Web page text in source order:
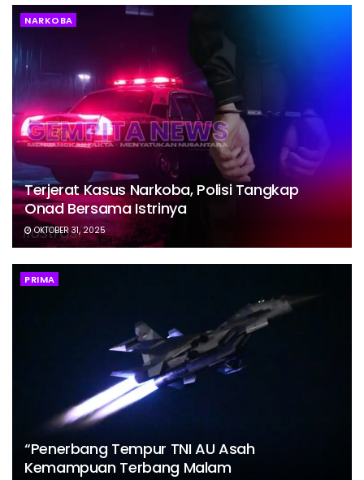
NARKOBA
Terjerat Kasus Narkoba, Polisi Tangkap
Onad Bersama Istrinya
OKTOBER 31, 2025
PRIMA
“Penerbang Tempur TNI AU Asah
Kemampuan Terbang Malam